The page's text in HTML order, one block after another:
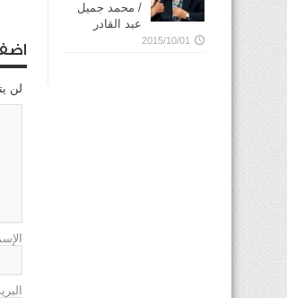
لن
/ محمد جميل
عبد القادر
2015/10/01